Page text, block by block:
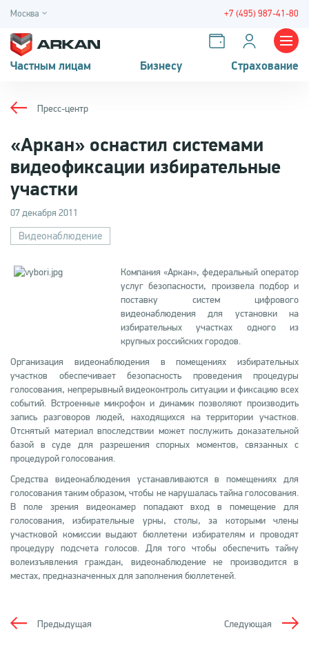
Москва +7 (495) 987-41-80
Частным лицам Бизнесу Страхование
Пресс-центр
«Аркан» оснастил системами
видеофиксации избирательные
участки
07 декабря 2011
Видеонаблюдение
Компания «Аркан», федеральный оператор
услуг безопасности, произвела подбор и
поставку систем цифрового
видеонаблюдения для установки на
избирательных участках одного из
крупных российских городов.
Организация видеонаблюдения в помещениях избирательных
участков обеспечивает безопасность проведения процедуры
голосования, непрерывный видеоконтроль ситуации и фиксацию всех
событий. Встроенные микрофон и динамик позволяют производить
запись разговоров людей, находящихся на территории участков.
Отснятый материал впоследствии может послужить доказательной
базой в суде для разрешения спорных моментов, связанных с
процедурой голосования.
Средства видеонаблюдения устанавливаются в помещениях для
голосования таким образом, чтобы не нарушалась тайна голосования.
В поле зрения видеокамер попадают вход в помещение для
голосования, избирательные урны, столы, за которыми члены
участковой комиссии выдают бюллетени избирателям и проводят
процедуру подсчета голосов. Для того чтобы обеспечить тайну
волеизъявления граждан, видеонаблюдение не производится в
местах, предназначенных для заполнения бюллетеней.
Следующая
Предыдущая